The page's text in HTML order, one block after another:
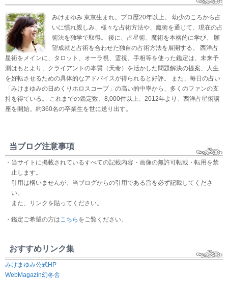
みけまゆみ 東京生まれ。プロ歴20年以上。 幼少のころから占
いに慣れ親しみ、様々な占術方法や、魔術を通じて、現在の占
術法を独学で取得。 後に、占星術、魔術を本格的に学び、 願
望成就と占術を合わせた独自の占術方法を展開する。 西洋占
星術をメインに、タロット、オーラ視、霊視、手相等を使った鑑定は、未来予
測はもとより、クライアントの本質（天命）を活かした問題解決の提案、人生
を好転させるための具体的なアドバイスが得られると好評。 また、毎日の占い
「みけまゆみの日めくりホロスコープ」の高い的中率から、多くのファンの支
持を得ている。 これまでの鑑定数、8,000件以上、2012年より、西洋占星術講
座を開始。約360名の卒業生を世に送り出す。
当ブログ注意事項
・当サイトに掲載されているすべての記載内容・画像の無許可転載・転用を禁
止します。
引用は構いませんが、当ブログからの引用である旨を必ず記載してくださ
い。
また、リンクを貼ってください。
・鑑定ご希望の方はこちら をご覧ください。
おすすめリンク集
みけまゆみ公式HP
WebMagazin幻冬舎